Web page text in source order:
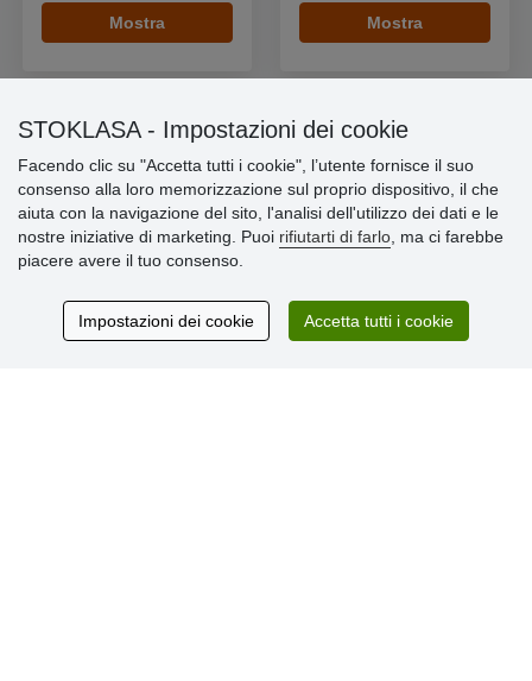
Mostra Mostra
Informazioni importanti
» Impostazioni dei cookie
» Termini & Condizioni
» Informativa sulla Privacy
» Garanzia e resi
» Programma fedeltà
STOKLASA - Impostazioni dei cookie
Facendo clic su "Accetta tutti i cookie", l’utente fornisce il suo
consenso alla loro memorizzazione sul proprio dispositivo, il che
aiuta con la navigazione del sito, l'analisi dell'utilizzo dei dati e le
nostre iniziative di marketing. Puoi rifiutarti di farlo , ma ci farebbe
piacere avere il tuo consenso.
Impostazioni dei cookie Accetta tutti i cookie